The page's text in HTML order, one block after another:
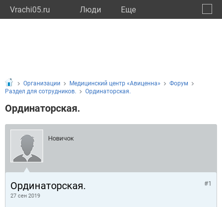
Vrachi05.ru Люди Eще
Организации Медицинский центр «Авиценна»
Форум
Раздел для сотрудников.
Ординаторская.
Ординаторская.
Новичок
Ординаторская.
27 сен 2019
#1